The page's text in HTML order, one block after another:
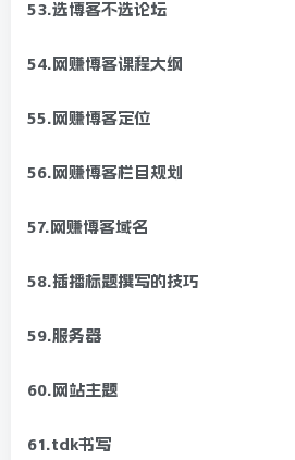
53.选博客不选论坛
54.网赚博客课程大纲
55.网赚博客定位
56.网赚博客栏目规划
57.网赚博客域名
58.插播标题撰写的技巧
59.服务器
60.网站主题
61.tdk书写